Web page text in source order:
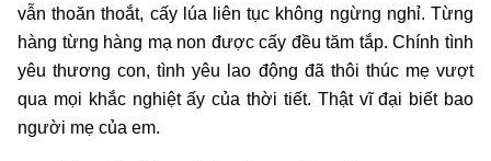
vẫn thoăn thoắt, cấy lúa liên tục không ngừng nghỉ. Từng
hàng từng hàng mạ non được cấy đều tăm tắp. Chính tình
yêu thương con, tình yêu lao động đã thôi thúc mẹ vượt
qua mọi khắc nghiệt ấy của thời tiết. Thật vĩ đại biết bao
người mẹ của em.